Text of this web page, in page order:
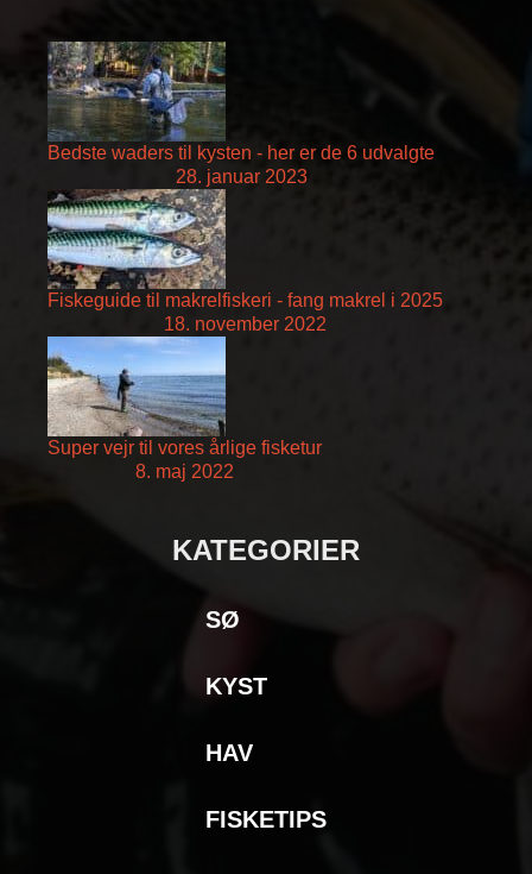
Bedste waders til kysten - her er de 6 udvalgte
28. januar 2023
Fiskeguide til makrelfiskeri - fang makrel i 2025
18. november 2022
Super vejr til vores årlige fisketur
8. maj 2022
KATEGORIER
SØ
KYST
HAV
FISKETIPS